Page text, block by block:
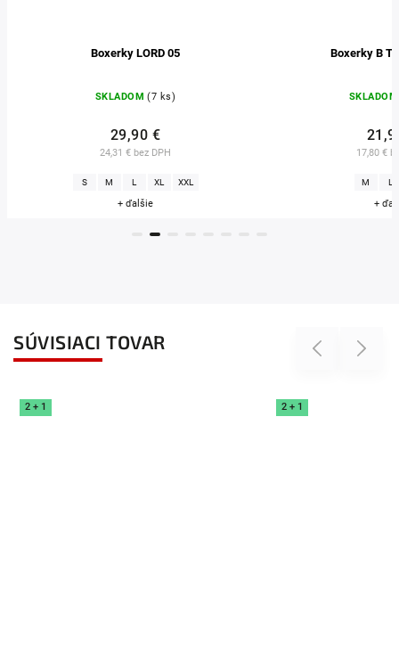
Boxerky LORD 05
SKLADOM (7 ks)
24,31 € bez DPH
29,90 €
S M XL XXL
+ ďalšie
Boxerky B
SKLADOM
17,80 €
M
+
SÚVISIACI TOVAR Previous Next